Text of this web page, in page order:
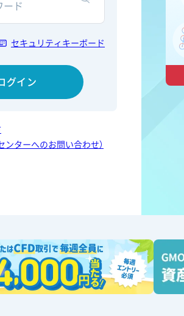
ード
セキュリティキーボード
グイン
ンターへのお問い合わせ）